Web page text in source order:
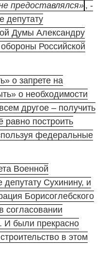
предоставлялся» , -
депутату
Думы Александру
Российской
о запрете на
о необходимости
другое – получить
равно построить
федеральные
Военной
Сухинину, и
Борисоглебского
согласовании
И были прекрасно
в этом